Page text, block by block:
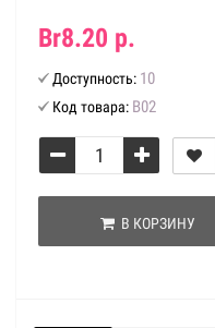
Br8.20 р.
Доступность: 10
Код товара: В02
В КОРЗИНУ